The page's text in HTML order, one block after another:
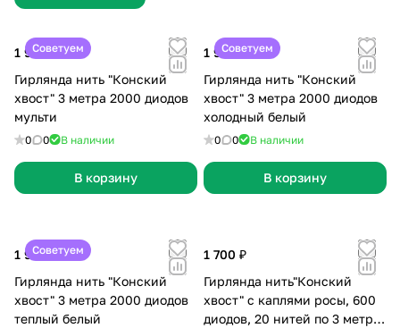
Советуем
1 999 ₽
Гирлянда нить "Конский
хвост" 3 метра 2000 диодов
мульти
0 0 В наличии
В корзину
Советуем
1 999 ₽
Гирлянда нить "Конский
хвост" 3 метра 2000 диодов
холодный белый
0 0 В наличии
В корзину
Советуем
1 999 ₽
Гирлянда нить "Конский
хвост" 3 метра 2000 диодов
теплый белый
1 700 ₽
Гирлянда нить"Конский
хвост" с каплями росы, 600
диодов, 20 нитей по 3 метра,